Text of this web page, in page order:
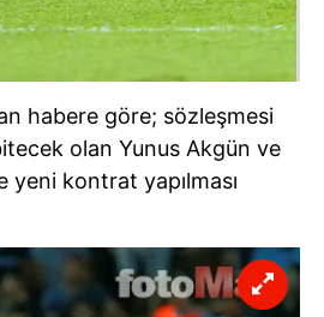
habere göre; sözleşmesi
olan Yunus Akgün ve
yeni kontrat yapılması